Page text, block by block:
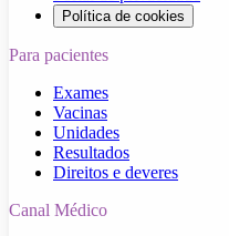
Política de cookies
Para pacientes
Exames
Vacinas
Unidades
Resultados
Direitos e deveres
Canal Médico